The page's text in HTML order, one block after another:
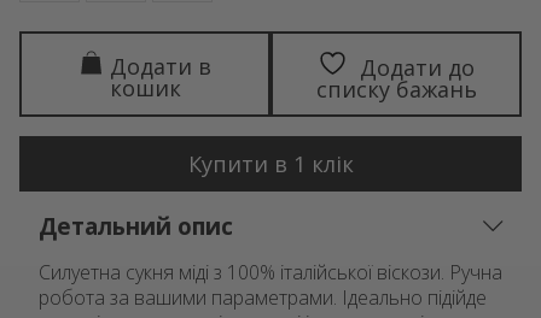
кошик
Додати до
списку бажань
Купити в 1 клік
Детальний опис
Силуетна сукня міді з 100% італійської віскози. Ручна
робота за вашими параметрами. Ідеально підійде